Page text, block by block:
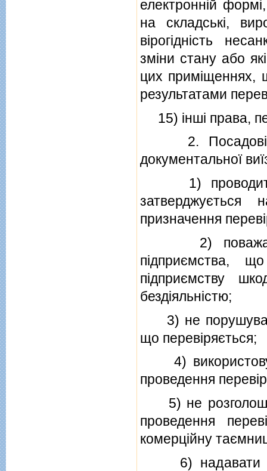
електроннiй
на складськi,
вiрогiднiсть
змiни стану або
цих примiщеннях,
результатами
15) iншi права,
2. Посадовi
документальної
1) проводити
затверджується
призначення
2) поважати
пiдприємства,
пiдприємству
бездiяльнiстю;
3) не
що перевiряється;
4)
проведення
5) не
проведення
комерцiйну
6) надавати на